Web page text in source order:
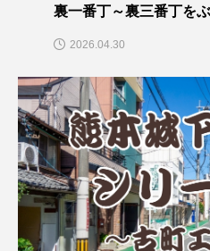
裏一番丁～裏三番丁を
2026.04.30